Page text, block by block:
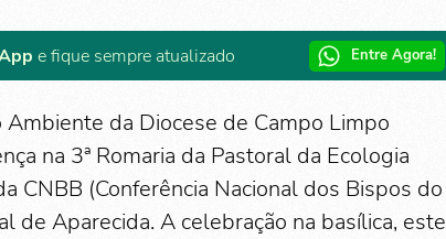
e fique sempre atualizado Entre Agora!
da Diocese de Campo Limpo
na 3ª Romaria da Pastoral da Ecologia
CNBB (Conferência Nacional dos Bispos do
de Aparecida. A celebração na basílica, este